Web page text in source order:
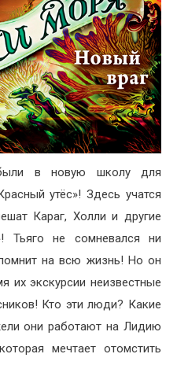
в новую школу для
утёс»! Здесь учатся
Караг, Холли и другие
Тьяго не сомневался ни
на всю жизнь! Но он
их экскурсии неизвестные
Кто эти люди? Какие
они работают на Лидию
мечтает отомстить